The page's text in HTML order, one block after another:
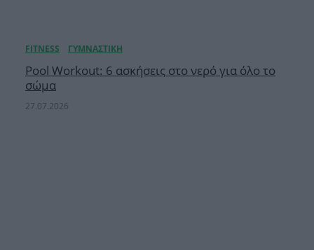
Pool Workout: 6 ασκήσεις στο νερό για όλο το
σώμα
27.07.2026